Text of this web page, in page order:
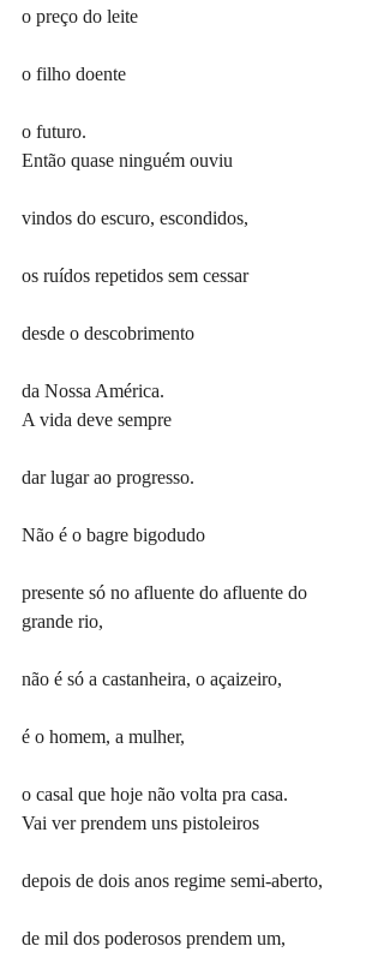
o preço do leite
o filho doente
o futuro.
Então quase ninguém ouviu
vindos do escuro, escondidos,
os ruídos repetidos sem cessar
desde o descobrimento
da Nossa América.
A vida deve sempre
dar lugar ao progresso.
Não é o bagre bigodudo
presente só no afluente do afluente do
grande rio,
não é só a castanheira, o açaizeiro,
é o homem, a mulher,
o casal que hoje não volta pra casa.
Vai ver prendem uns pistoleiros
depois de dois anos regime semi-aberto,
de mil dos poderosos prendem um,